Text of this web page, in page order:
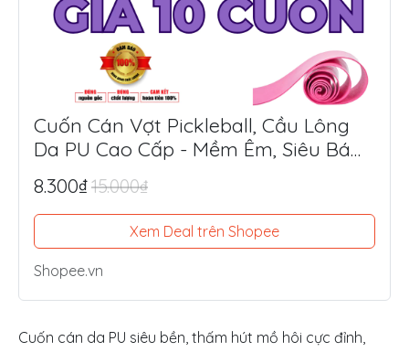
Cuốn Cán Vợt Pickleball, Cầu Lông
Da PU Cao Cấp - Mềm Êm, Siêu Bám
Tay, Chống Trượt Tối Ưu
8.300₫15.000₫
Xem Deal trên Shopee
Shopee.vn
Cuốn cán da PU siêu bền, thấm hút mồ hôi cực đỉnh,